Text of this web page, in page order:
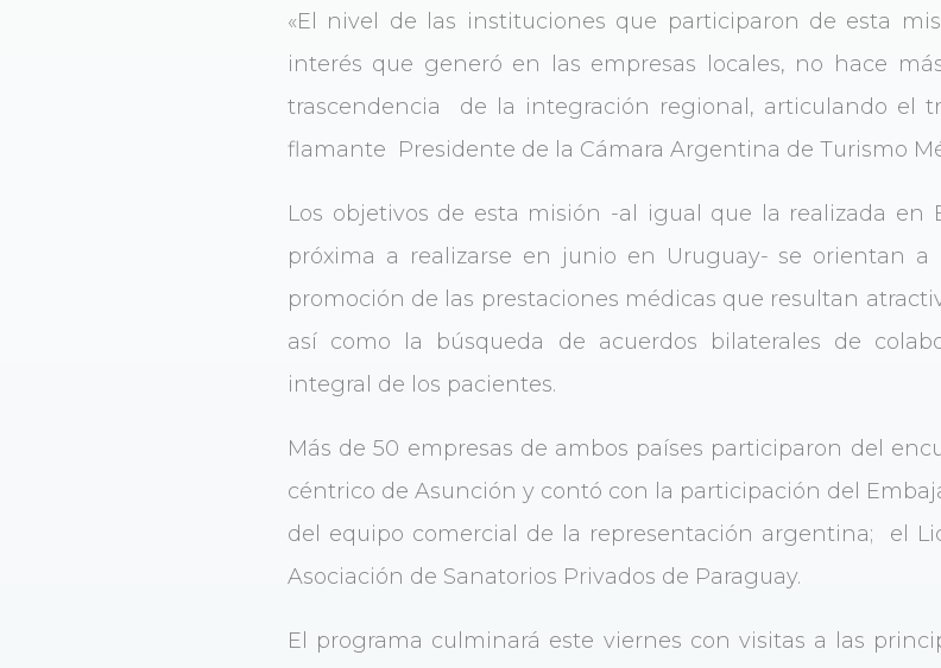
«El nivel de las instituciones que participaron de esta
interés que generó en las empresas locales, no hace
trascendencia de la integración regional, articulando el
flamante Presidente de la Cámara Argentina de Turismo
Los objetivos de esta misión -al igual que la realizada
próxima a realizarse en junio en Uruguay- se orientan
promoción de las prestaciones médicas que resultan
así como la búsqueda de acuerdos bilaterales de
integral de los pacientes.
Más de 50 empresas de ambos países participaron del
céntrico de Asunción y contó con la participación del
del equipo comercial de la representación argentina; el
Asociación de Sanatorios Privados de Paraguay.
El programa culminará este viernes con visitas a las